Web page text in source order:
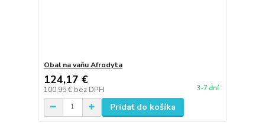
Obal na vaňu Afrodyta
124,17 €
100,95 € bez DPH 3-7 dní
Pridať do košíka